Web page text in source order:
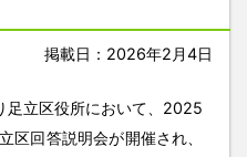
掲載日：2026年2月4日
立区役所において、2025
区回答説明会が開催され、